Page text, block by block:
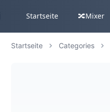
Startseite 🔀Mixer
Startseite Categories